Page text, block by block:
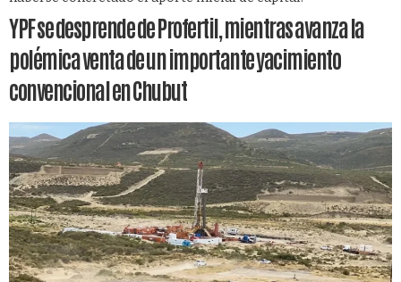
YPF se desprende de Profertil, mientras avanza la
polémica venta de un importante yacimiento
convencional en Chubut